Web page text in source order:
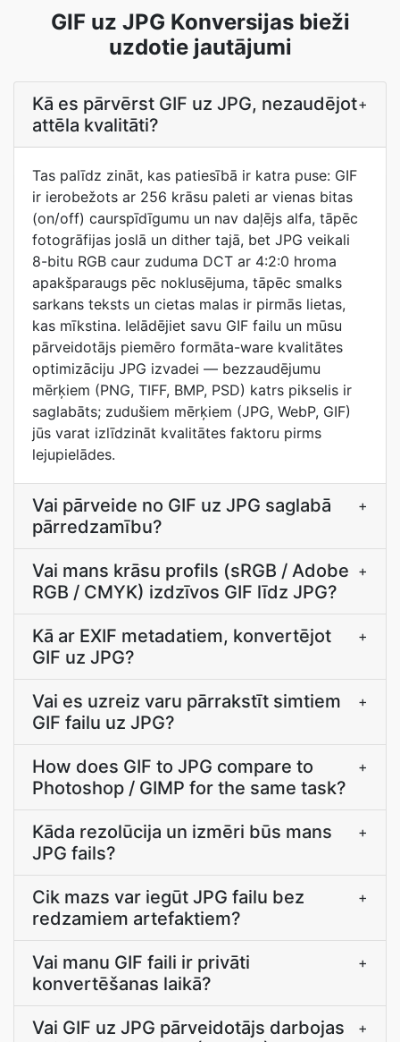
GIF uz JPG Konversijas bieži
uzdotie jautājumi
Kā es pārvērst GIF uz JPG, nezaudējot
attēla kvalitāti?
+
Tas palīdz zināt, kas patiesībā ir katra puse: GIF
ir ierobežots ar 256 krāsu paleti ar vienas bitas
(on/off) caurspīdīgumu un nav daļējs alfa, tāpēc
fotogrāfijas joslā un dither tajā, bet JPG veikali
8-bitu RGB caur zuduma DCT ar 4:2:0 hroma
apakšparaugs pēc noklusējuma, tāpēc smalks
sarkans teksts un cietas malas ir pirmās lietas,
kas mīkstina. Ielādējiet savu GIF failu un mūsu
pārveidotājs piemēro formāta-ware kvalitātes
optimizāciju JPG izvadei — bezzaudējumu
mērķiem (PNG, TIFF, BMP, PSD) katrs pikselis ir
saglabāts; zudušiem mērķiem (JPG, WebP, GIF)
jūs varat izlīdzināt kvalitātes faktoru pirms
lejupielādes.
Vai pārveide no GIF uz JPG saglabā
pārredzamību?
+
Vai mans krāsu profils (sRGB / Adobe
RGB / CMYK) izdzīvos GIF līdz JPG?
+
Kā ar EXIF metadatiem, konvertējot
GIF uz JPG?
+
Vai es uzreiz varu pārrakstīt simtiem
GIF failu uz JPG?
+
How does GIF to JPG compare to
Photoshop / GIMP for the same task?
+
Kāda rezolūcija un izmēri būs mans
JPG fails?
+
Cik mazs var iegūt JPG failu bez
redzamiem artefaktiem?
+
Vai manu GIF faili ir privāti
konvertēšanas laikā?
+
Vai GIF uz JPG pārveidotājs darbojas
+